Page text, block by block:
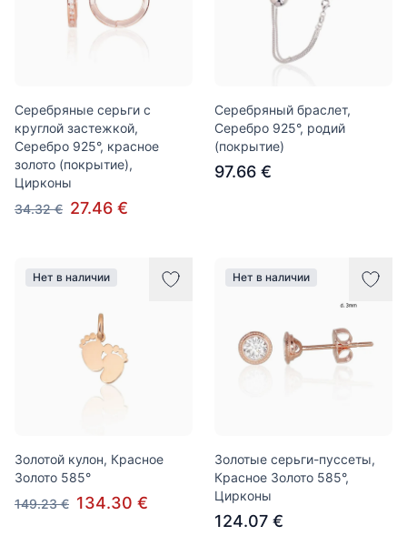
Серебряные серьги с
круглой застежкой,
Серебро 925°, красное
золото (покрытие),
Цирконы
34.32 € 27.46 €
Серебряный браслет,
Серебро 925°, родий
(покрытие)
97.66 €
Нет в наличии
Золотой кулон, Красное
Золото 585°
149.23 € 134.30 €
Нет в наличии
Золотые серьги-пуссеты,
Красное Золото 585°,
Цирконы
124.07 €